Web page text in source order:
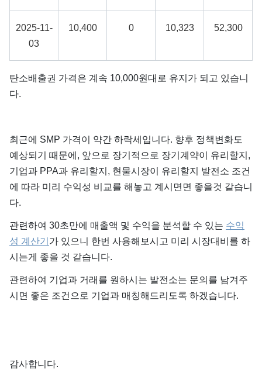
2025-11-
03
10,400 0 10,323 52,300
탄소배출권 가격은 계속 10,000원대로 유지가 되고 있습니
다.
최근에 SMP 가격이 약간 하락세입니다. 향후 정책변화도
예상되기 때문에, 앞으로 장기적으로 장기계약이 유리할지,
기업과 PPA과 유리할지, 현물시장이 유리할지 발전소 조건
에 따라 미리 수익성 비교를 해놓고 계시면면 좋을것 같습니
다.
관련하여 30초만에 매출액 및 수익을 분석할 수 있는 수익
성 계산기 가 있으니 한번 사용해보시고 미리 시장대비를 하
시는게 좋을 것 같습니다.
관련하여 기업과 거래를 원하시는 발전소는 문의를 남겨주
시면 좋은 조건으로 기업과 매칭해드리도록 하겠습니다.
감사합니다.